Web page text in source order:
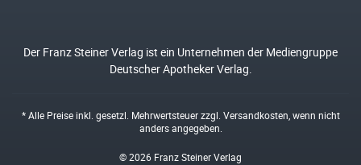
Der Franz Steiner Verlag ist ein Unternehmen der Mediengruppe
Deutscher Apotheker Verlag.
* Alle Preise inkl. gesetzl. Mehrwertsteuer zzgl. Versandkosten , wenn nicht
anders angegeben.
© 2026 Franz Steiner Verlag